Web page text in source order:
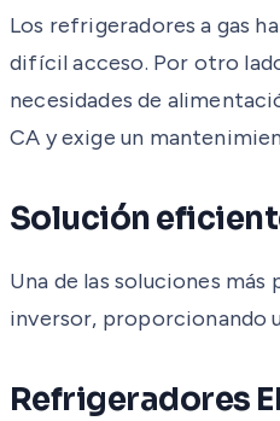
Los refrigeradores a gas
difícil acceso. Por otro
necesidades de
CA y exige un
Solución
Una de las soluciones
inversor, proporcionando
Refrigeradores